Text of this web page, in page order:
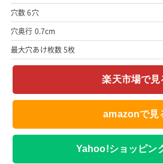
穴数 6穴
穴奥行 0.7cm
最大穴あけ枚数 5枚
楽天市場で見
amazonで見
Yahoo!ショッピン